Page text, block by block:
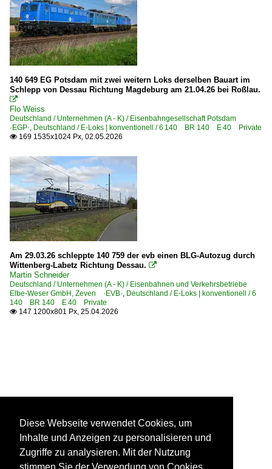
140 649 EG Potsdam mit zwei weitern Loks derselben Bauart im
Schlepp von Dessau Richtung Magdeburg am 21.04.26 bei Roßlau.

Flo Weiss
Deutschland / Unternehmen (A - K) / Eisenbahngesellschaft Potsdam
·EGP·, Deutschland / E-Loks | konventionell / 6 140 BR 140 E 40 Private
 169 1535x1024 Px, 02.05.2026
Am 29.03.26 schleppte 140 759 der evb einen BLG-Autozug durch
Wittenberg-Labetz Richtung Dessau. 
Martin Schneider
Deutschland / Unternehmen (A - K) / Eisenbahnen und Verkehrsbetriebe
Elbe-Weser GmbH, Zeven ·EVB·, Deutschland / E-Loks | konventionell / 6
140 BR 140 E 40 Private
 147 1200x801 Px, 25.04.2026
Diese Webseite verwendet Cookies, um
Inhalte und Anzeigen zu personalisieren und
Zugriffe zu analysieren. Mit der Nutzung